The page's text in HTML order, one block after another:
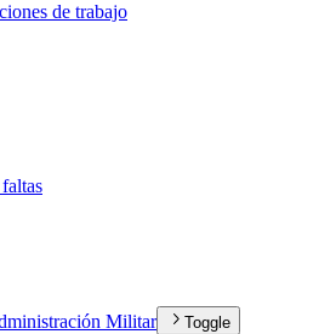
de trabajo
Militar
Toggle